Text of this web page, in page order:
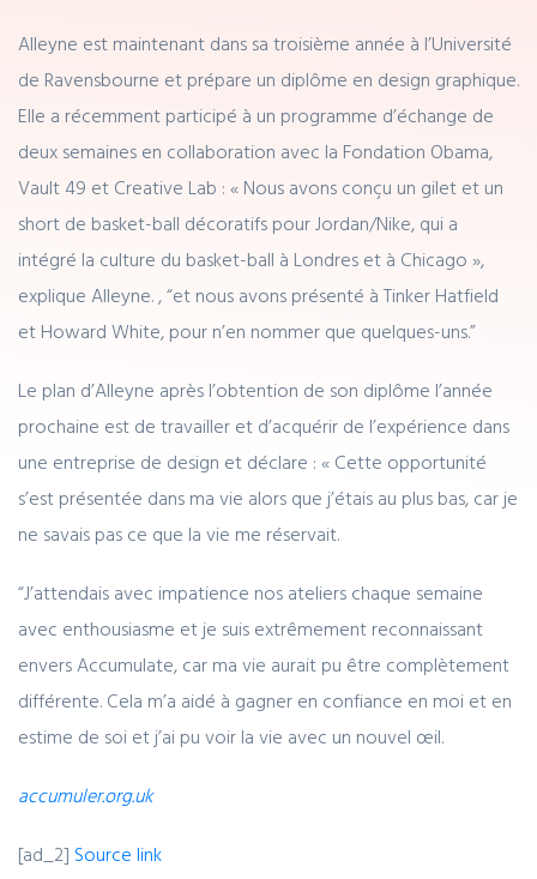
Alleyne est maintenant dans sa troisième année à l’Université
de Ravensbourne et prépare un diplôme en design graphique.
Elle a récemment participé à un programme d’échange de
deux semaines en collaboration avec la Fondation Obama,
Vault 49 et Creative Lab : « Nous avons conçu un gilet et un
short de basket-ball décoratifs pour Jordan/Nike, qui a
intégré la culture du basket-ball à Londres et à Chicago »,
explique Alleyne. , “et nous avons présenté à Tinker Hatfield
et Howard White, pour n’en nommer que quelques-uns.”
Le plan d’Alleyne après l’obtention de son diplôme l’année
prochaine est de travailler et d’acquérir de l’expérience dans
une entreprise de design et déclare : « Cette opportunité
s’est présentée dans ma vie alors que j’étais au plus bas, car je
ne savais pas ce que la vie me réservait.
“J’attendais avec impatience nos ateliers chaque semaine
avec enthousiasme et je suis extrêmement reconnaissant
envers Accumulate, car ma vie aurait pu être complètement
différente. Cela m’a aidé à gagner en confiance en moi et en
estime de soi et j’ai pu voir la vie avec un nouvel œil.
accumuler.org.uk
[ad_2] Source link